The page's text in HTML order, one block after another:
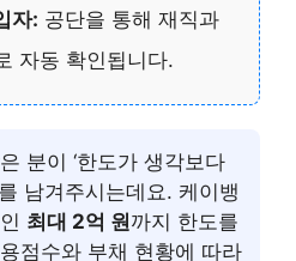
자: 공단을 통해 재직과
자동 확인됩니다.
분이 ‘한도가 생각보다
남겨주시는데요. 케이뱅
최대 2억 원까지 한도를
점수와 부채 현황에 따라